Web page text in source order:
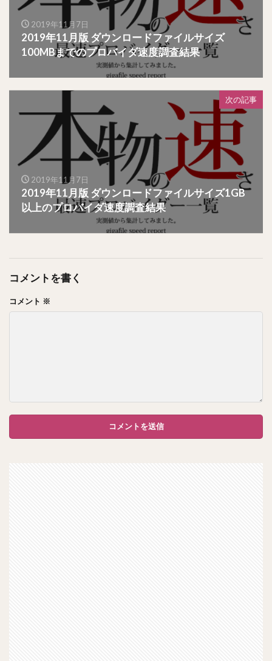
2019年11月7日
2019年11月版 ダウンロードファイルサイズ
100MBまでのプロバイダ速度調査結果
次の記事
2019年11月7日
2019年11月版 ダウンロードファイルサイズ1GB
以上のプロバイダ速度調査結果
コメントを書く
コメント ※